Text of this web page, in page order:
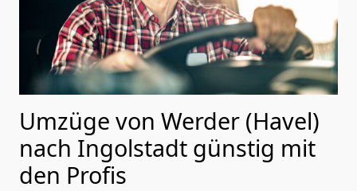
Umzüge von Werder (Havel)
nach Ingolstadt günstig mit
den Profis